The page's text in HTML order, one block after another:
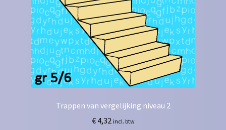
Trappen van vergelijking niveau 2
€4,32 incl. btw